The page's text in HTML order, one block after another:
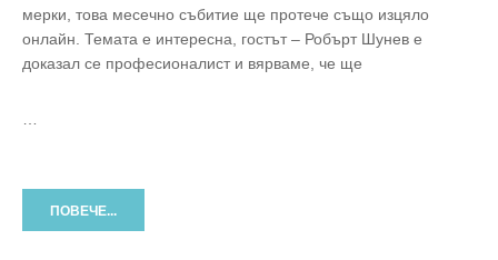
мерки, това месечно събитие ще протече също изцяло
онлайн. Темата е интересна, гостът – Робърт Шунев е
доказал се професионалист и вярваме, че ще
ПОВЕЧЕ...